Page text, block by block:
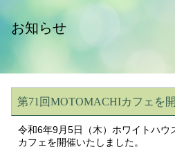
お知らせ
第71回MOTOMACHIカフェを
令和6年9月5日（木）ホワイトハウ
カフェを開催いたしました。